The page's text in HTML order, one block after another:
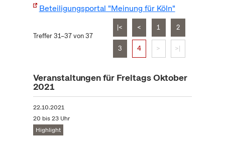
Beteiligungsportal "Meinung für Köln"
Treffer 31–37 von 37
|< < 1 2
3 4 > >|
Veranstaltungen für Freitags Oktober
2021
22.10.2021
20 bis 23 Uhr
Highlight